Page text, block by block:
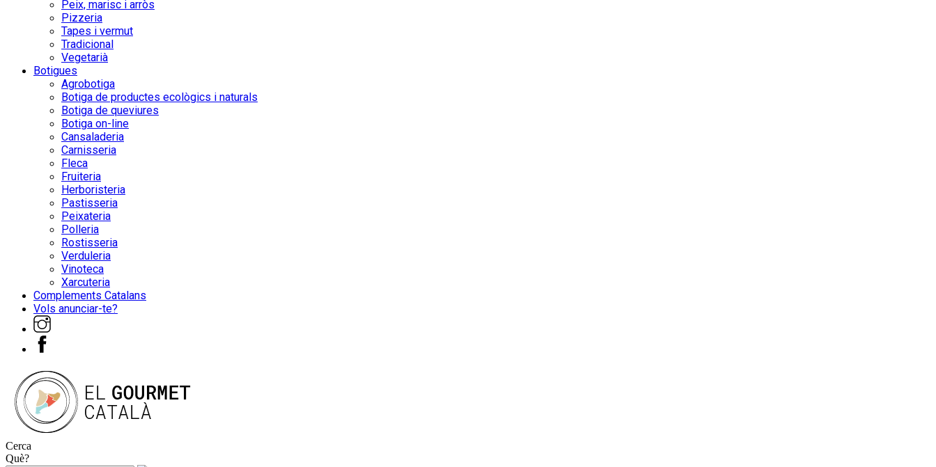
Peix, marisc i arròs
Pizzeria
Tapes i vermut
Tradicional
Vegetarià
Botigues
Agrobotiga
Botiga de productes ecològics i naturals
Botiga de queviures
Botiga on-line
Cansaladeria
Carnisseria
Fleca
Fruiteria
Herboristeria
Pastisseria
Peixateria
Polleria
Rostisseria
Verduleria
Vinoteca
Xarcuteria
Complements Catalans
Vols anunciar-te?
Cerca
Què?